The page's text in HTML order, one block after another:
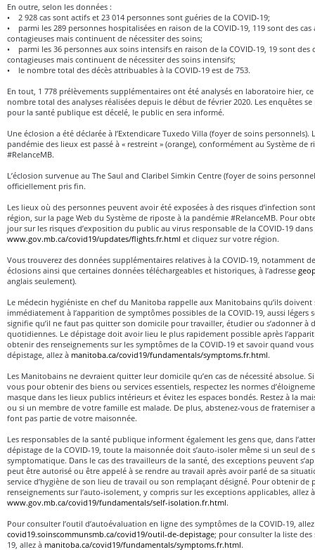
En outre, selon les données :
• 2 928 cas sont actifs et 23 014 personnes sont guéries de la COVID-19;
• parmi les 289 personnes hospitalisées en raison de la COVID-19, 119 sont des
contagieuses mais continuent de nécessiter des soins;
• parmi les 36 personnes aux soins intensifs en raison de la COVID-19, 19 sont des
contagieuses mais continuent de nécessiter des soins intensifs;
• le nombre total des décès attribuables à la COVID-19 est de 753.
En tout, 1 778 prélèvements supplémentaires ont été analysés en laboratoire hier,
nombre total des analyses réalisées depuis le début de février 2020. Les enquêtes
pour la santé publique est décelé, le public en sera informé.
Une éclosion a été déclarée à l’Extendicare Tuxedo Villa (foyer de soins personnels).
pandémie des lieux est passé à « restreint » (orange), conformément au Système de
#RelanceMB.
L’éclosion survenue au The Saul and Claribel Simkin Centre (foyer de soins
officiellement pris fin.
Les lieux où des personnes peuvent avoir été exposées à des risques d’infection
région, sur la page Web du Système de riposte à la pandémie #RelanceMB. Pour
jour sur les risques d’exposition du public au virus responsable de la COVID-19 dans
www.gov.mb.ca/covid19/updates/flights.fr.html et cliquez sur votre région.
Vous trouverez des données supplémentaires relatives à la COVID-19, notamment
éclosions ainsi que certaines données téléchargeables et historiques, à l’adresse
anglais seulement).
Le médecin hygiéniste en chef du Manitoba rappelle aux Manitobains qu’ils doivent
immédiatement à l’apparition de symptômes possibles de la COVID-19, aussi légers
signifie qu’il ne faut pas quitter son domicile pour travailler, étudier ou s’adonner à
quotidiennes. Le dépistage doit avoir lieu le plus rapidement possible après
obtenir des renseignements sur les symptômes de la COVID-19 et savoir quand
dépistage, allez à manitoba.ca/covid19/fundamentals/symptoms.fr.html.
Les Manitobains ne devraient quitter leur domicile qu’en cas de nécessité absolue.
vous pour obtenir des biens ou services essentiels, respectez les normes
masque dans les lieux publics intérieurs et évitez les espaces bondés. Restez à la
ou si un membre de votre famille est malade. De plus, abstenez-vous de fraterniser
font pas partie de votre maisonnée.
Les responsables de la santé publique informent également les gens que, dans
dépistage de la COVID-19, toute la maisonnée doit s’auto-isoler même si un seul de
symptomatique. Dans le cas des travailleurs de la santé, des exceptions peuvent
peut être autorisé ou être appelé à se rendre au travail après avoir parlé de sa
service d’hygiène de son lieu de travail ou son remplaçant désigné. Pour obtenir de
renseignements sur l’auto-isolement, y compris sur les exceptions applicables, allez à
www.gov.mb.ca/covid19/fundamentals/self-isolation.fr.html.
Pour consulter l’outil d’autoévaluation en ligne des symptômes de la COVID-19,
covid19.soinscommunsmb.ca/covid19/outil-de-depistage; pour consulter la liste des
19, allez à manitoba.ca/covid19/fundamentals/symptoms.fr.html.